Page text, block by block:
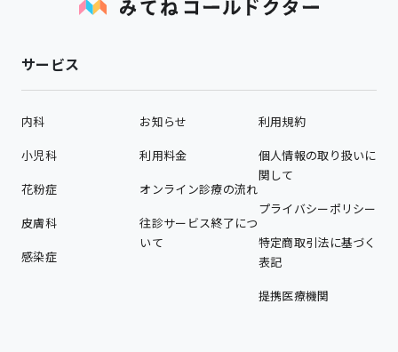
サービス
内科
小児科
花粉症
皮膚科
感染症
お知らせ
利用料金
オンライン診療の流れ
往診サービス終了につ
いて
利用規約
個人情報の取り扱いに
関して
プライバシーポリシー
特定商取引法に基づく
表記
提携医療機関